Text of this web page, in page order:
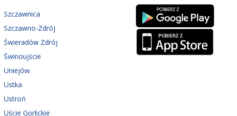
Szczawnica
Szczawno-Zdrój
Świeradów Zdrój
Świnoujście
Uniejów
Ustka
Ustroń
Uście Gorlickie